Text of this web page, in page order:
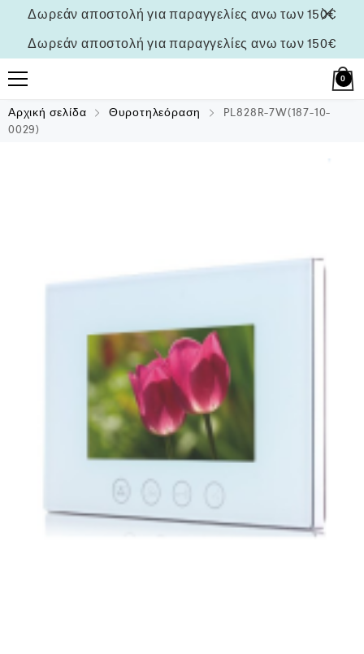
Δωρεάν αποστολή για παραγγελίες ανω των 150€
Δωρεάν αποστολή για παραγγελίες ανω των 150€
0
Αρχική σελίδα Θυροτηλεόραση
PL828R-7W(187-10-
0029)